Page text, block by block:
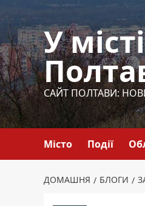
до
вмісту
У місті
САЙТ ПОЛТАВИ:
Місто Події
ДОМАШНЯ БЛОГИ